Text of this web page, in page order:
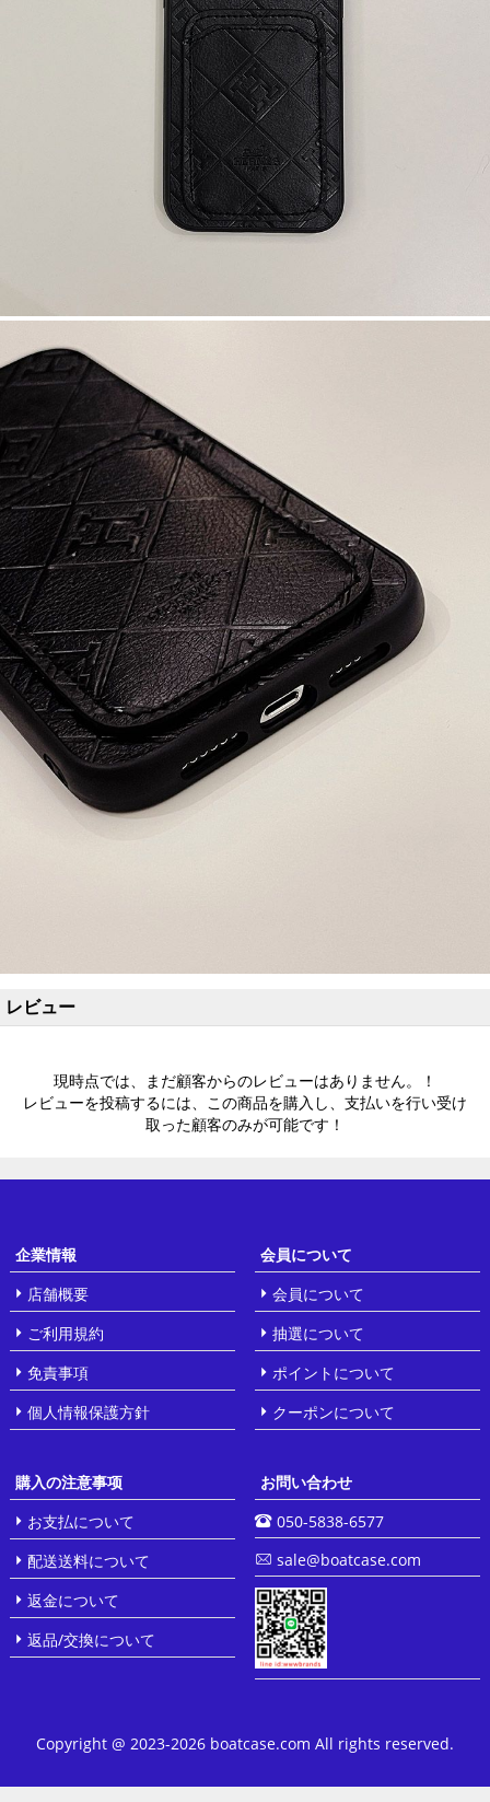
レビュー
現時点では、まだ顧客からのレビューはありません。！
レビューを投稿するには、この商品を購入し、支払いを行い受け
取った顧客のみが可能です！
企業情報
店舗概要
ご利用規約
免責事項
個人情報保護方針
会員について
会員について
抽選について
ポイントについて
クーポンについて
購入の注意事项
お支払について
配送送料について
返金について
返品/交換について
お問い合わせ
050-5838-6577
sale@boatcase.com
Copyright @ 2023-2026 boatcase.com All rights reserved.